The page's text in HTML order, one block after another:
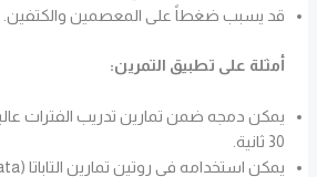
قد يسبب ضغطاً على المعصمين والكتفين.
أمثلة على تطبيق التمرين:
30 ثانية.